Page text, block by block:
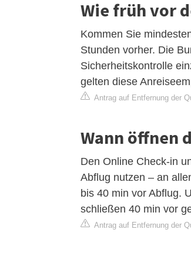
Wie früh vor
Kommen Sie
Stunden vorher. Die
Sicherheitskontrolle
gelten diese
Antrag auf Entfernung der
Wann öffnen
Den Online Check-in
Abflug nutzen – an
bis 40 min vor Abflug.
schließen 40 min vor
Antrag auf Entfernung der